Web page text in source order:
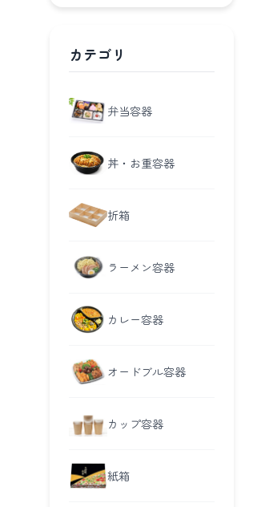
カテゴリ
弁当容器
丼・お重容器
折箱
ラーメン容器
カレー容器
オードブル容器
カップ容器
紙箱